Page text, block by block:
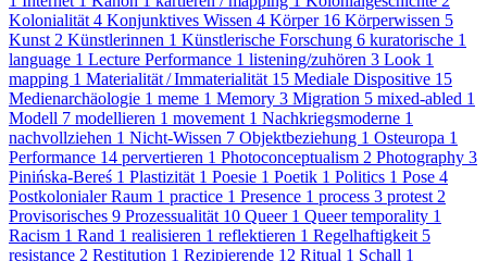
Kolonialität 4 Konjunktives Wissen 4 Körper 16 Körperwissen 5
Kunst 2 Künstlerinnen 1 Künstlerische Forschung 6 kuratorische 1
language 1 Lecture Performance 1 listening/zuhören 3 Look 1
mapping 1 Materialität / Immaterialität 15 Mediale Dispositive 15
Medienarchäologie 1 meme 1 Memory 3 Migration 5 mixed-abled 1
Modell 7 modellieren 1 movement 1 Nachkriegsmoderne 1
nachvollziehen 1 Nicht-Wissen 7 Objektbeziehung 1 Osteuropa 1
Performance 14 pervertieren 1 Photoconceptualism 2 Photography 3
Pinińska-Bereś 1 Plastizität 1 Poesie 1 Poetik 1 Politics 1 Pose 4
Postkolonialer Raum 1 practice 1 Presence 1 process 3 protest 2
Provisorisches 9 Prozessualität 10 Queer 1 Queer temporality 1
Racism 1 Rand 1 realisieren 1 reflektieren 1 Regelhaftigkeit 5
resistance 2 Restitution 1 Rezipierende 12 Ritual 1 Schall 1